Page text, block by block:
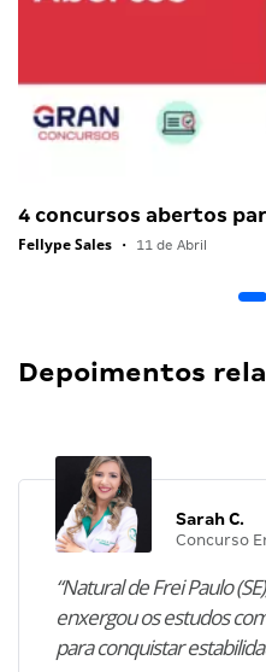
4 concursos abertos
Fellype Sales • 11 de Abril
Depoimentos
Sarah C.
Concurso
“Natural de Frei Paulo
enxergou os estudos
para conquistar